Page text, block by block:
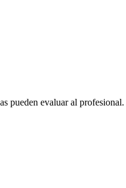
pueden evaluar al profesional.